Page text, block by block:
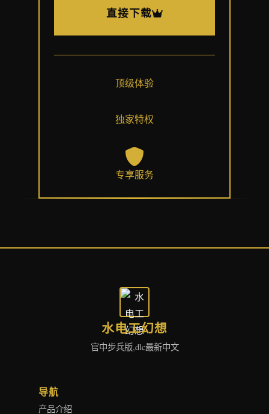
直接下载
顶级体验
独家特权
专享服务
水电工幻想
官中步兵版,dlc最新中文
导航
产品介绍